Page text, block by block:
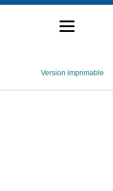
Version imprimable